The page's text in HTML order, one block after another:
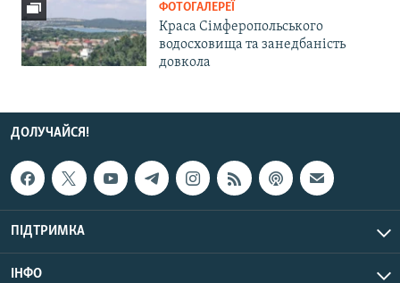
ФОТОГАЛЕРЕЇ
Краса Сімферопольського
водосховища та занедбаність
довкола
ДОЛУЧАЙСЯ!
ПІДТРИМКА
ІНФО